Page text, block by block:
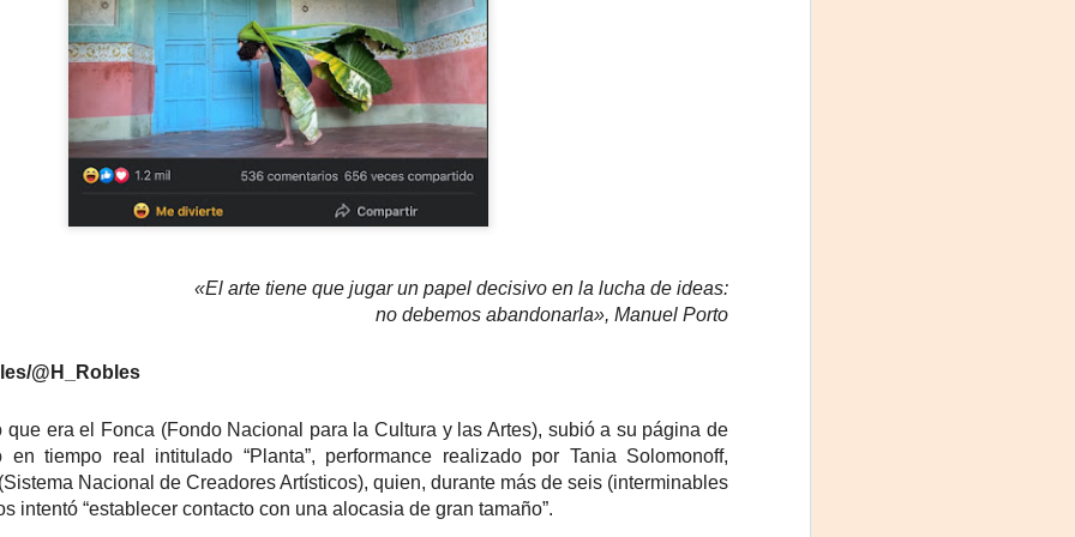
«El arte tiene que jugar un papel decisivo en la lucha de ideas:
no debemos abandonarla», Manuel Porto
@H_Robles
que era el Fonca (Fondo Nacional para la Cultura y las Artes), subió a su página de
en tiempo real intitulado “Planta”, performance realizado por Tania Solomonoff,
Nacional de Creadores Artísticos), quien, durante más de seis (interminables
intentó “establecer contacto con una alocasia de gran tamaño”.
ARENA” llega a
Formosa
El próximo domingo 9 de agosto,
Formosa recibe la obra “Mujeres
deArena” representada en 140
países, del autor mexicano
Humberto Robles.
AUG
Leonardo y la máquina
Con Nicolás León y Hugo
Almanza
Dir.
AUG
6
La noche que jamás
Una obra de Humberto Robles
dirigida por Andrés Leal Bentancur
Échale la culpa a Hacienda / Tacones Sangrientos -